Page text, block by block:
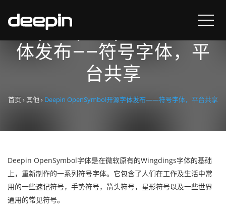
Deepin OpenSymbol开源字
体发布——符号字体，平
台共享
首页 ›其他›Deepin OpenSymbol开源字体发布——符号字体，平台共享
Deepin OpenSymbol字体是在微软原有的Wingdings字体的基础
上，重新制作的一系列符号字体。它包含了人们在工作及生活中常
用的一些速记符号，手势符号，箭头符号，星形符号以及一些世界
通用的常见符号。